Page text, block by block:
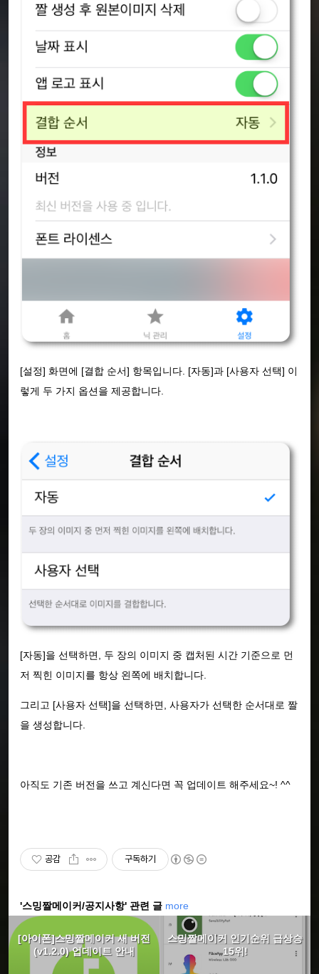
[설정] 화면에 [결합 순서] 항목입니다. [자동]과 [사용자 선택] 이
렇게 두 가지 옵션을 제공합니다.
[자동]을 선택하면, 두 장의 이미지 중 캡처된 시간 기준으로 먼
저 찍힌 이미지를 항상 왼쪽에 배치합니다.
그리고 [사용자 선택]을 선택하면, 사용자가 선택한 순서대로 짤
을 생성합니다.
아직도 기존 버전을 쓰고 계신다면 꼭 업데이트 해주세요~! ^^
공감 구독하기
'스밍짤메이커/공지사항' 관련 글 more
[아이폰]스밍짤메이커 새 버전
(v1.2.0) 업데이트 안내
스밍짤메이커 인기순위 급상승
15위!